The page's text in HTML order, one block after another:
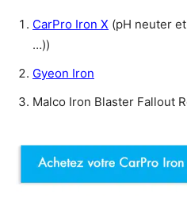
CarPro Iron X (pH neuter
…))
Gyeon Iron
Malco Iron Blaster Fallout